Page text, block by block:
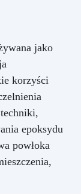
jako
korzyści
epoksydu
powłoka